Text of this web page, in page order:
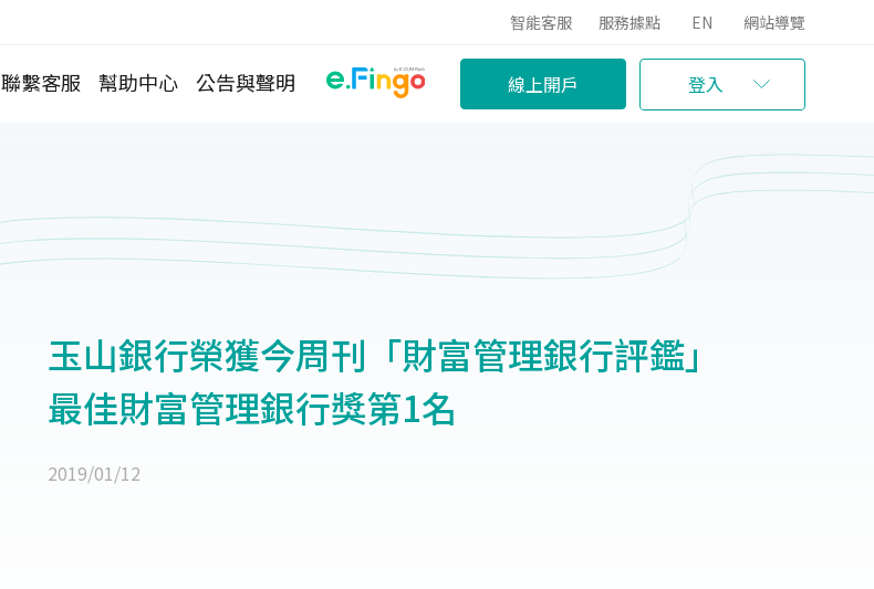
智能客服 服務據點 EN 網站導覽
聯繫客服 幫助中心 公告與聲明 線上開戶 登入
玉山銀行榮獲今周刊「財富管理銀行評鑑」
最佳財富管理銀行獎第1名
2019/01/12